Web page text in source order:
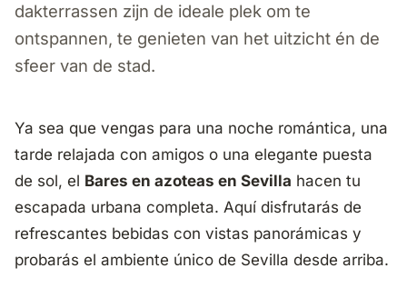
dakterrassen zijn de ideale plek om te
ontspannen, te genieten van het uitzicht én de
sfeer van de stad.
Ya sea que vengas para una noche romántica, una
tarde relajada con amigos o una elegante puesta
de sol, el Bares en azoteas en Sevilla hacen tu
escapada urbana completa. Aquí disfrutarás de
refrescantes bebidas con vistas panorámicas y
probarás el ambiente único de Sevilla desde arriba.